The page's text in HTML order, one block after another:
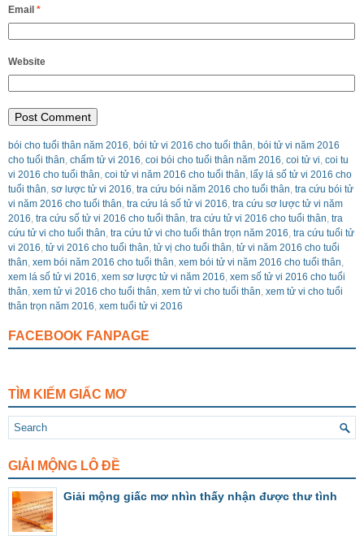
Email *
Website
bói cho tuổi thân năm 2016, bói tử vi 2016 cho tuổi thân, bói tử vi năm 2016
cho tuổi thân, chấm tử vi 2016, coi bói cho tuổi thân năm 2016, coi tử vi, coi tu
vi 2016 cho tuổi thân, coi tử vi năm 2016 cho tuổi thân, lấy lá số tử vi 2016 cho
tuổi thân, sơ lược tử vi 2016, tra cứu bói năm 2016 cho tuổi thân, tra cứu bói tử
vi năm 2016 cho tuổi thân, tra cứu lá số tử vi 2016, tra cứu sơ lược tử vi năm
2016, tra cứu số tử vi 2016 cho tuổi thân, tra cứu tử vi 2016 cho tuổi thân, tra
cứu tử vi cho tuổi thân, tra cứu tử vi cho tuổi thân trọn năm 2016, tra cứu tuổi tử
vi 2016, tử vi 2016 cho tuổi thân, tử vị cho tuổi thân, tử vi năm 2016 cho tuổi
thân, xem bói năm 2016 cho tuổi thân, xem bói tử vi năm 2016 cho tuổi thân,
xem lá số tử vi 2016, xem sơ lược tử vi năm 2016, xem số tử vi 2016 cho tuổi
thân, xem tử vi 2016 cho tuổi thân, xem tử vi cho tuổi thân, xem tử vi cho tuổi
thân trọn năm 2016, xem tuổi tử vi 2016
FACEBOOK FANPAGE
TÌM KIẾM GIẤC MƠ
GIẢI MỘNG LÔ ĐỀ
Giải mộng giấc mơ nhìn thấy nhận được thư tình